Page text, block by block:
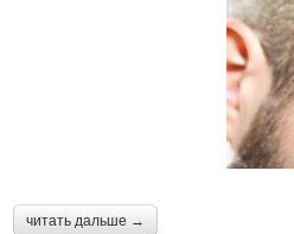
читать дальше →